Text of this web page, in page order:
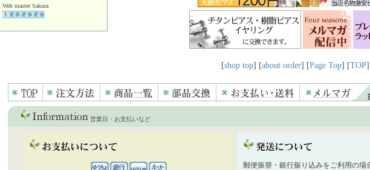
Web master Sakura
[shop top] [about order] [Page Top] [TOP]
営業日・お支払いなど
郵便振替・銀行振り込みをご利用の場